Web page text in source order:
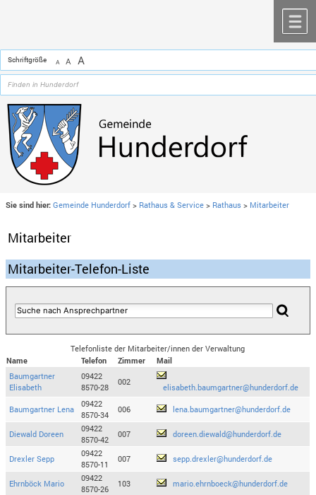
Schriftgröße A A A
Sie sind hier: Gemeinde Hunderdorf > Rathaus & Service > Rathaus > Mitarbeiter
Mitarbeiter
Mitarbeiter-Telefon-Liste
Telefonliste der Mitarbeiter/innen der Verwaltung
Name
Telefon Zimmer
Mail
Baumgartner
Elisabeth
09422
8570-28
002
elisabeth.baumgartner@hunderdorf.de
Baumgartner Lena
09422
8570-34
006 lena.baumgartner@hunderdorf.de
Diewald Doreen
09422
8570-42
007 doreen.diewald@hunderdorf.de
Drexler Sepp
09422
8570-11
007 sepp.drexler@hunderdorf.de
Ehrnböck Mario
09422
8570-26
103 mario.ehrnboeck@hunderdorf.de